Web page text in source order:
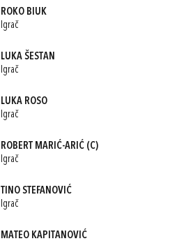
ROKO BIUK
Igrač
LUKA ŠESTAN
Igrač
LUKA ROSO
Igrač
ROBERT MARIĆ-ARIĆ (C)
Igrač
TINO STEFANOVIĆ
Igrač
MATEO KAPITANOVIĆ